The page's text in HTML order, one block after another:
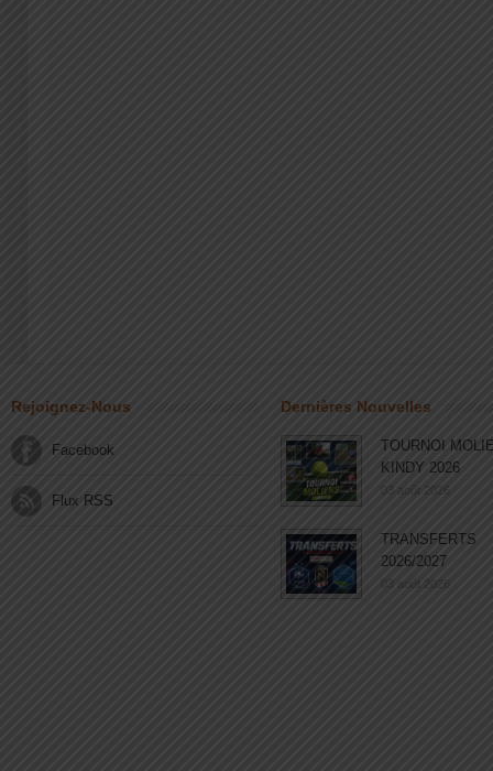
Rejoignez-Nous
Facebook
Flux RSS
Dernières Nouvelles
TOURNOI
KINDY 2026
03 août 2026
TRANSFERTS
2026/2027
03 août 2026